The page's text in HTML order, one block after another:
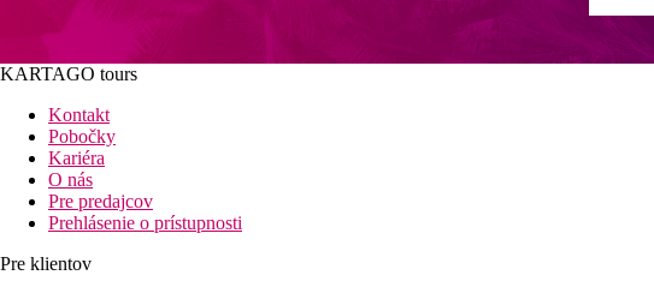
KARTAGO tours
Kontakt
Pobočky
Kariéra
O nás
Pre predajcov
Prehlásenie o prístupnosti
Pre klientov